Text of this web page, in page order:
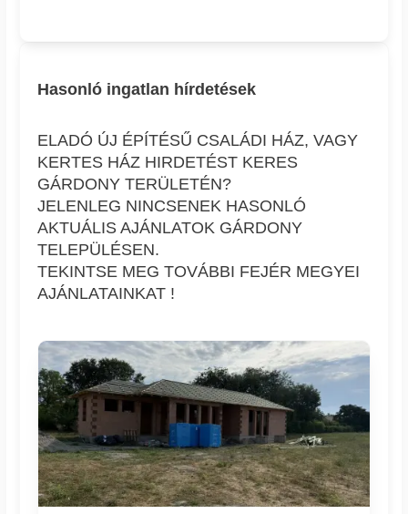
Hasonló ingatlan hírdetések
ELADÓ ÚJ ÉPÍTÉSŰ CSALÁDI HÁZ, VAGY
KERTES HÁZ HIRDETÉST KERES
GÁRDONY TERÜLETÉN?
JELENLEG NINCSENEK HASONLÓ
AKTUÁLIS AJÁNLATOK GÁRDONY
TELEPÜLÉSEN.
TEKINTSE MEG TOVÁBBI FEJÉR MEGYEI
AJÁNLATAINKAT !